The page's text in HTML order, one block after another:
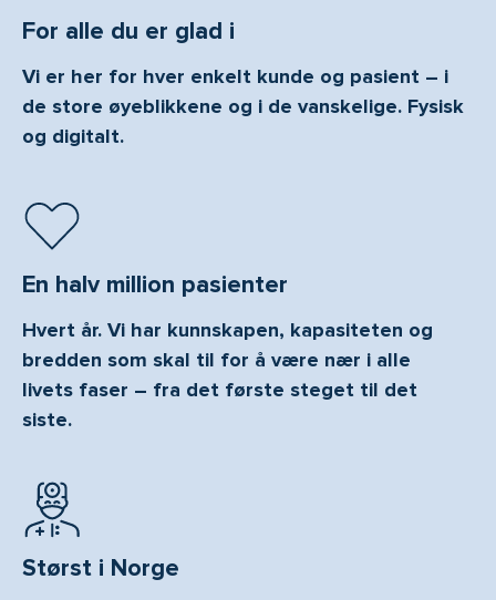
For alle du er glad i
Vi er her for hver enkelt kunde og pasient – i
de store øyeblikkene og i de vanskelige. Fysisk
og digitalt.
En halv million pasienter
Hvert år. Vi har kunnskapen, kapasiteten og
bredden som skal til for å være nær i alle
livets faser – fra det første steget til det
siste.
Størst i Norge